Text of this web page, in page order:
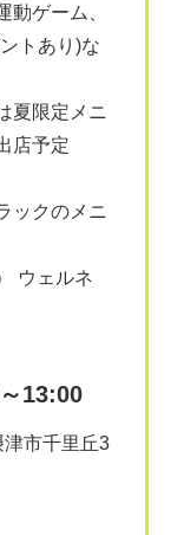
動ゲーム、
トあり)な
夏限定メニ
店予定
ックのメニ
ウェルネ
13:00
市千里丘3